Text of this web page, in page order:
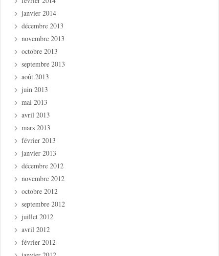
janvier 2014
décembre 2013
novembre 2013
octobre 2013
septembre 2013
août 2013
juin 2013
mai 2013
avril 2013
mars 2013
février 2013
janvier 2013
décembre 2012
novembre 2012
octobre 2012
septembre 2012
juillet 2012
avril 2012
février 2012